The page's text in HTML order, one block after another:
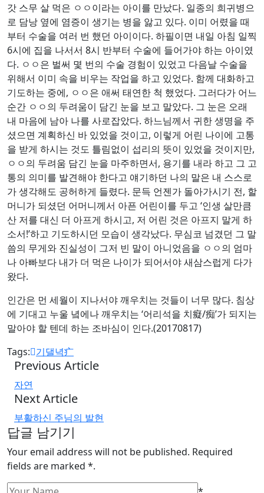
갓 스무 살 먹은 ㅇㅇ이라는 아이를 만났다. 일종의 희귀병으
로 담낭 옆에 염증이 생기는 병을 앓고 있다. 이미 어렸을 때
부터 수술을 여러 번 했던 아이이다. 하필이면 내일 아침 일찍
6시에 집을 나서서 8시 반부터 수술에 들어가야 하는 아이였
다. ㅇㅇ은 벌써 몇 번의 수술 경험이 있었고 다음날 수술을
위해서 이미 속을 비우는 작업을 하고 있었다. 함께 대화하고
기도하는 중에, ㅇㅇ은 애써 태연한 척 했었다. 그러다가 어느
순간 ㅇㅇ의 두려움이 담긴 눈을 보고 말았다. 그 눈은 오래
내 마음에 남아 나를 사로잡았다. 하느님께서 귀한 생명을 주
셨으면 계획하신 바 있었을 것이고, 이렇게 어린 나이에 고통
을 받게 하시는 것도 틀림없이 섭리의 뜻이 있었을 것이지만,
ㅇㅇ의 두려움 담긴 눈을 마주하면서, 용기를 내라 하고 그 고
통의 의미를 발견해야 한다고 얘기하던 나의 말은 내 스스로
가 생각해도 공허하게 들렸다. 문득 언젠가 돌아가시기 전, 할
머니가 되셨던 어머니께서 아픈 어린이를 두고 ‘인생 살만큼
산 저를 대신 더 아프게 하시고, 저 어린 것은 아프지 말게 하
소서!’하고 기도하시던 모습이 생각났다. 무심코 넘겼던 그 말
씀의 무게와 진실성이 그저 빈 말이 아니었음을 ㅇㅇ의 엄마
나 아빠보다 내가 더 먹은 나이가 되어서야 새삼스럽게 다가
왔다.
인간은 먼 세월이 지나서야 깨우치는 것들이 너무 많다. 침상
에 기대고 누울 녘에나 깨우치는 ‘어리석을 치癡/痴’가 되지는
말아야 할 텐데 하는 조바심이 인다.(20170817)
Tags: 기댈녁疒
Previous Article
자연
Next Article
부활하신 주님의 발현
답글 남기기
Your email address will not be published. Required
fields are marked *.